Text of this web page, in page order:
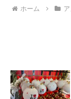
ホーム